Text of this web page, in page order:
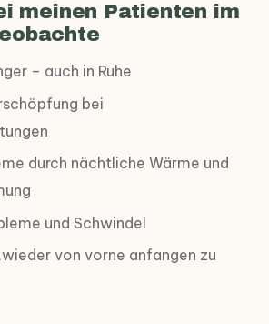
meinen Patienten im
– auch in Ruhe
bei
durch nächtliche Wärme und
und Schwindel
von vorne anfangen zu